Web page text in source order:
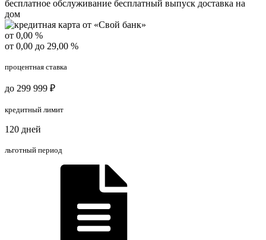
бесплатное обслуживание бесплатный выпуск доставка на
дом
от 0,00 %
от 0,00 до 29,00 %
процентная ставка
до 299 999 ₽
кредитный лимит
120 дней
льготный период